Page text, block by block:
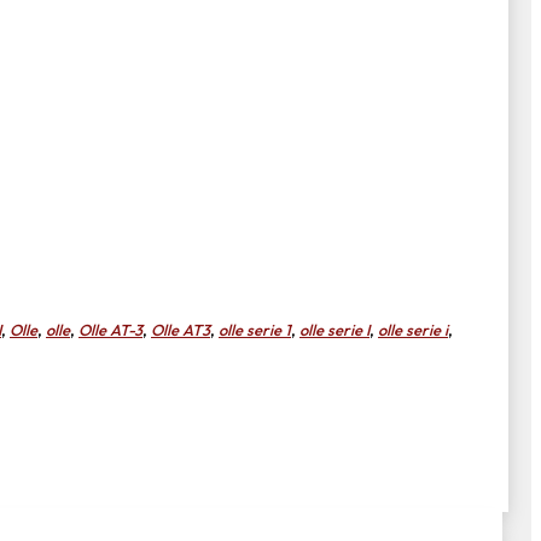
, Olle, olle, Olle AT-3, Olle AT3, olle serie 1, olle serie I, olle serie i,